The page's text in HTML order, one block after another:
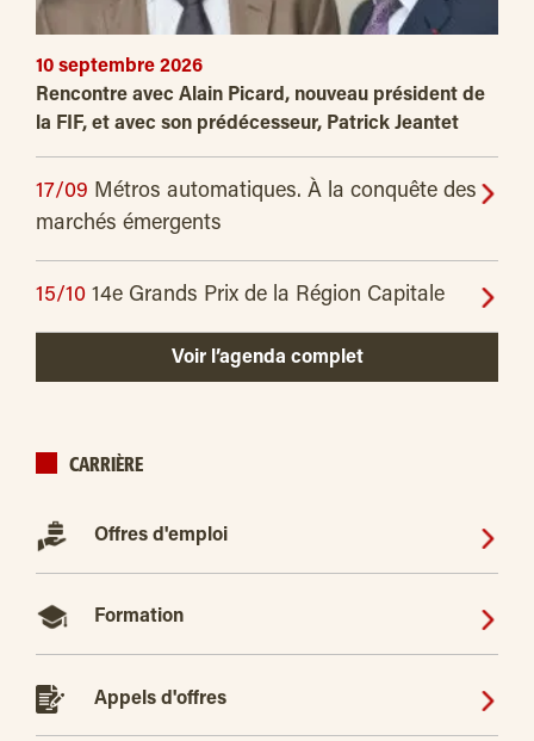
10 septembre 2026
Rencontre avec Alain Picard, nouveau président de
la FIF, et avec son prédécesseur, Patrick Jeantet
17/09 Métros automatiques. À la conquête des
marchés émergents
15/10 14e Grands Prix de la Région Capitale
Voir l’agenda complet
CARRIÈRE
Offres d'emploi
Formation
Appels d'offres